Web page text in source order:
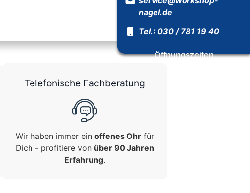
nagel.de
Tel.: 030 / 781 19 40
Öffnungszeiten
Telefonische Fachberatung
Wir haben immer ein offenes Ohrfür
Dich - profitiere von über 90 Jahren
Erfahrung.